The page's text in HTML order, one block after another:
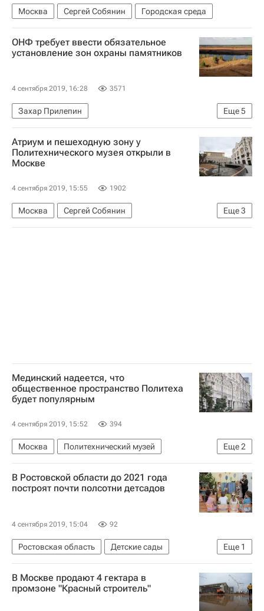
Москва Сергей Собянин Городская среда
ОНФ требует ввести обязательное
установление зон охраны памятников
4 сентября 2019, 16:28 3571
Еще5
Захар Прилепин
Общероссийский народный фронт
Памятники
ВООПИиК
Дмитрий Кузнецов
Россия
Атриум и пешеходную зону у
Политехнического музея открыли в
Москве
4 сентября 2019, 15:55 1902
Еще3
Москва
Сергей Собянин
Политехнический музей
Городская среда
Мединский надеется, что
общественное пространство Политеха
будет популярным
4 сентября 2019, 15:52 394
Еще2
Москва
Политехнический музей
Владимир Мединский
Министерство культуры Российской Федерации (Минкультуры России)
В Ростовской области до 2021 года
построят почти полсотни детсадов
4 сентября 2019, 15:04 92
Еще 1
Ростовская область
Детские сады
Ростовская область
В Москве продают 4 гектара в
промзоне "Красный строитель"